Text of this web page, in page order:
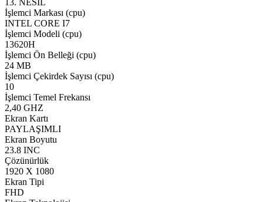
İşlemci Markası (cpu)
INTEL CORE I7
İşlemci Modeli (cpu)
13620H
İşlemci Ön Belleği (cpu)
24 MB
İşlemci Çekirdek Sayısı (cpu)
10
İşlemci Temel Frekansı
2,40 GHZ
Ekran Kartı
PAYLAŞIMLI
Ekran Boyutu
23.8 INC
Çözünürlük
1920 X 1080
Ekran Tipi
FHD